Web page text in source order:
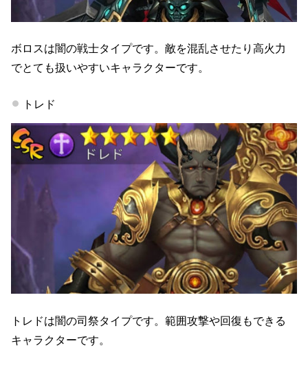
ボロスは闇の戦士タイプです。敵を混乱させたり高火力
でとても扱いやすいキャラクターです。
トレド
トレドは闇の司祭タイプです。範囲攻撃や回復もできる
キャラクターです。